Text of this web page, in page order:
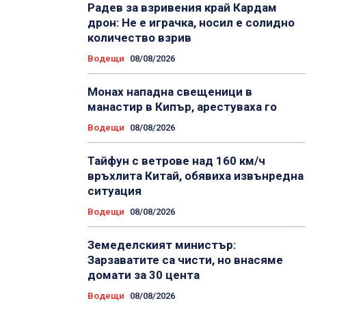
Радев за взривения край Кардам
дрон: Не е играчка, носил е солидно
количество взрив
Водещи 08/08/2026
Монах нападна свещеници в
манастир в Кипър, арестуваха го
Водещи 08/08/2026
Тайфун с ветрове над 160 км/ч
връхлита Китай, обявиха извънредна
ситуация
Водещи 08/08/2026
Земеделският министър:
Зарзаватите са чисти, но внасяме
домати за 30 цента
Водещи 08/08/2026